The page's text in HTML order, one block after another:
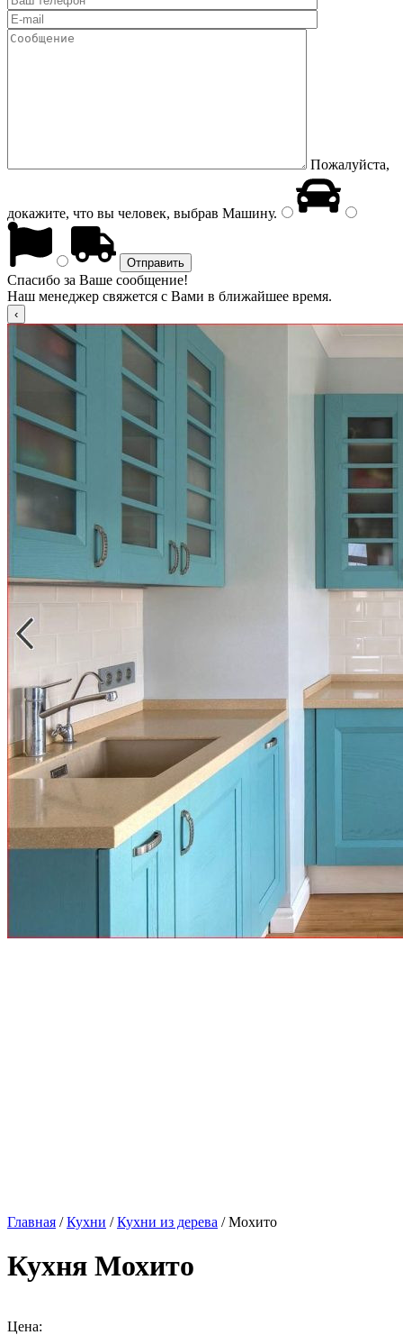
Пожалуйста,
докажите, что вы человек, выбрав Машину.
Спасибо за Ваше сообщение!
Наш менеджер свяжется с Вами в ближайшее время.
Главная /Кухни /Кухни из дерева / Мохито
Кухня Мохито
Цена: